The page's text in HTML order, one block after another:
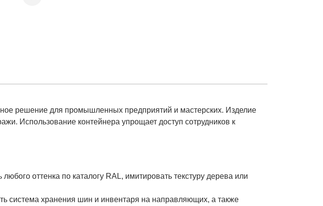
решение для промышленных предприятий и мастерских. Изделие
Использование контейнера упрощает доступ сотрудников к
оттенка по каталогу RAL, имитировать текстуру дерева или
система хранения шин и инвентаря на направляющих, а также